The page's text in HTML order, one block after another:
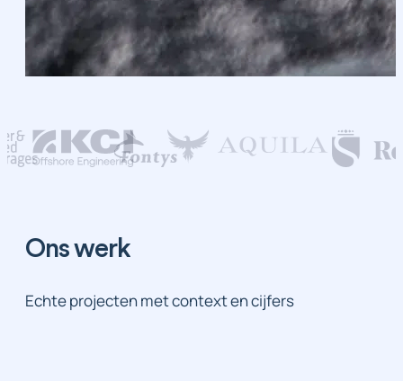
Ons werk
Echte projecten met context en cijfers